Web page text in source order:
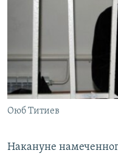
ПОДПИШИТЕСЬ НА
СОЦИАЛЬНЫЕ СЕТИ
Оюб Титиев
Накануне